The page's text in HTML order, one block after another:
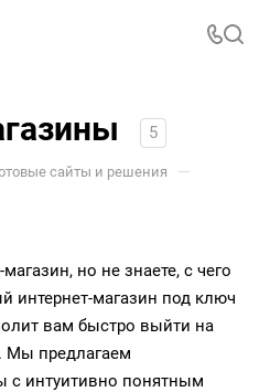
5
сайты и решения —
но не знаете, с чего
интернет-магазин под ключ
вам быстро выйти на
Мы предлагаем
интуитивно понятным